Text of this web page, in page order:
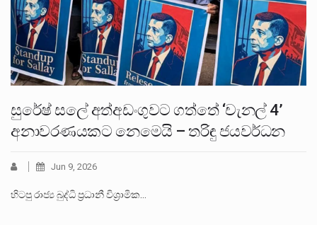
සුරේෂ් සලේ අත්අඩංගුවට ගත්තේ ‘චැනල් 4’
අනාවරණයකට නෙමෙයි – තරිඳු ජයවර්ධන
Jun 9, 2026
හිටපු රාජ්‍ය බුද්ධි ප්‍රධානී විශ්‍රාමික…